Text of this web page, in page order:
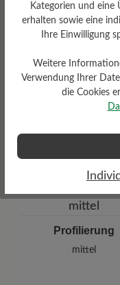
Profilierung
mittel
Kategorien und eine
erhalten sowie eine
Ihre Einwilligung
Weitere
Verwendung Ihrer
die Cookies